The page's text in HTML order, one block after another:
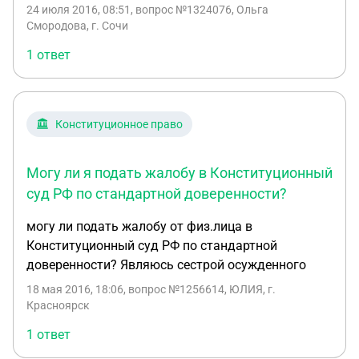
международный договор, и обязуется исполнять
положения Декларации прав и свобод человека 2.
Указанное определение Судьи вступает
ч. 2, статьи 17 Конституции РФ в части: —
ЗДОРОВЬЯ, — прав и законных интересов других
России - Конституция РФ 3.Указанное
определение Судьи вступает в противоречие со
статьи 31 ЖК РФ, чуждый малознакомый мне
молодой человек Милявский А.С. не является
членом моей семьи, и никогда им не являлся.
Поэтому коммуналка со смежными комнатами
(см. Приложение №7) это нонсенс. Проживание
помещении это аморально и безнравственно. ЭТО
24 июля 2016, 08:51 , вопрос №1324076, Ольга
Смородова, г. Сочи
1 ответ
Конституционное право
Могу ли я подать жалобу в Конституционный
суд РФ по стандартной доверенности?
могу ли подать жалобу от физ.лица в
Конституционный суд РФ по стандартной
доверенности? Являюсь сестрой осужденного
18 мая 2016, 18:06, вопрос №1256614, ЮЛИЯ, г.
Красноярск
1 ответ